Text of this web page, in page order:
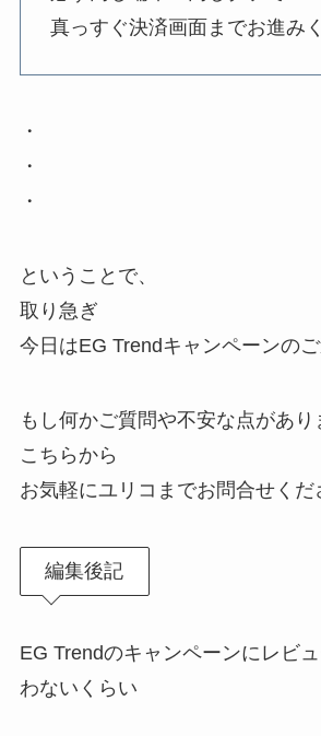
真っすぐ決済画面までお進み
・
・
・
ということで、
取り急ぎ
今日はEG Trendキャンペーンのご
もし何かご質問や不安な点があり
こちらから
お気軽にユリコまでお問合せくだ
編集後記
EG Trendのキャンペーンにレビ
わないくらい